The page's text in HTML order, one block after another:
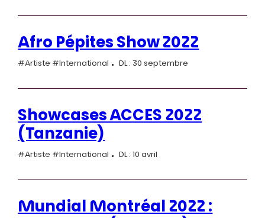
Afro Pépites Show 2022
#Artiste #International DL : 30 septembre
Showcases ACCES 2022
(Tanzanie)
#Artiste #International DL : 10 avril
Mundial Montréal 2022 :